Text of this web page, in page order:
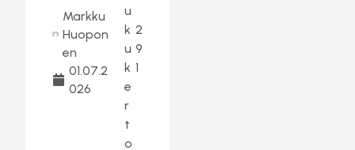
Markku
Huopon
en
01.07.2
026
u
k
u
k
e
r
t
o
2
9
1